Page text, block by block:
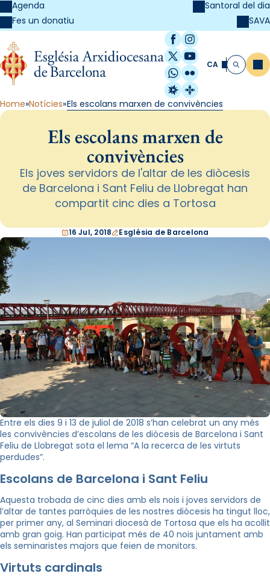
Agenda
Fes un donatiu
Santoral del dia
SAVA
Facebook
Instagram
X / Twitter
YouTube
WhatsApp
Flickr
Radio Estel
Catalunya
CA Cerca
Home Notícies Els escolans marxen de convivències
Els escolans marxen de
convivències
Els joves servidors de l'altar de les diòcesis
de Barcelona i Sant Feliu de Llobregat han
compartit cinc dies a Tortosa
16 Jul, 2018 Església de Barcelona
Entre els dies 9 i 13 de juliol de 2018 s’han celebrat un any més
les convivències d’escolans de les diòcesis de Barcelona i Sant
Feliu de Llobregat sota el lema “A la recerca de les virtuts
perdudes”.
Escolans de Barcelona i Sant Feliu
Aquesta trobada de cinc dies amb els nois i joves servidors de
l’altar de tantes parròquies de les nostres diòcesis ha tingut lloc,
per primer any, al Seminari diocesà de Tortosa que els ha acollit
amb gran goig. Han participat més de 40 nois juntament amb
els seminaristes majors que feien de monitors.
Virtuts cardinals